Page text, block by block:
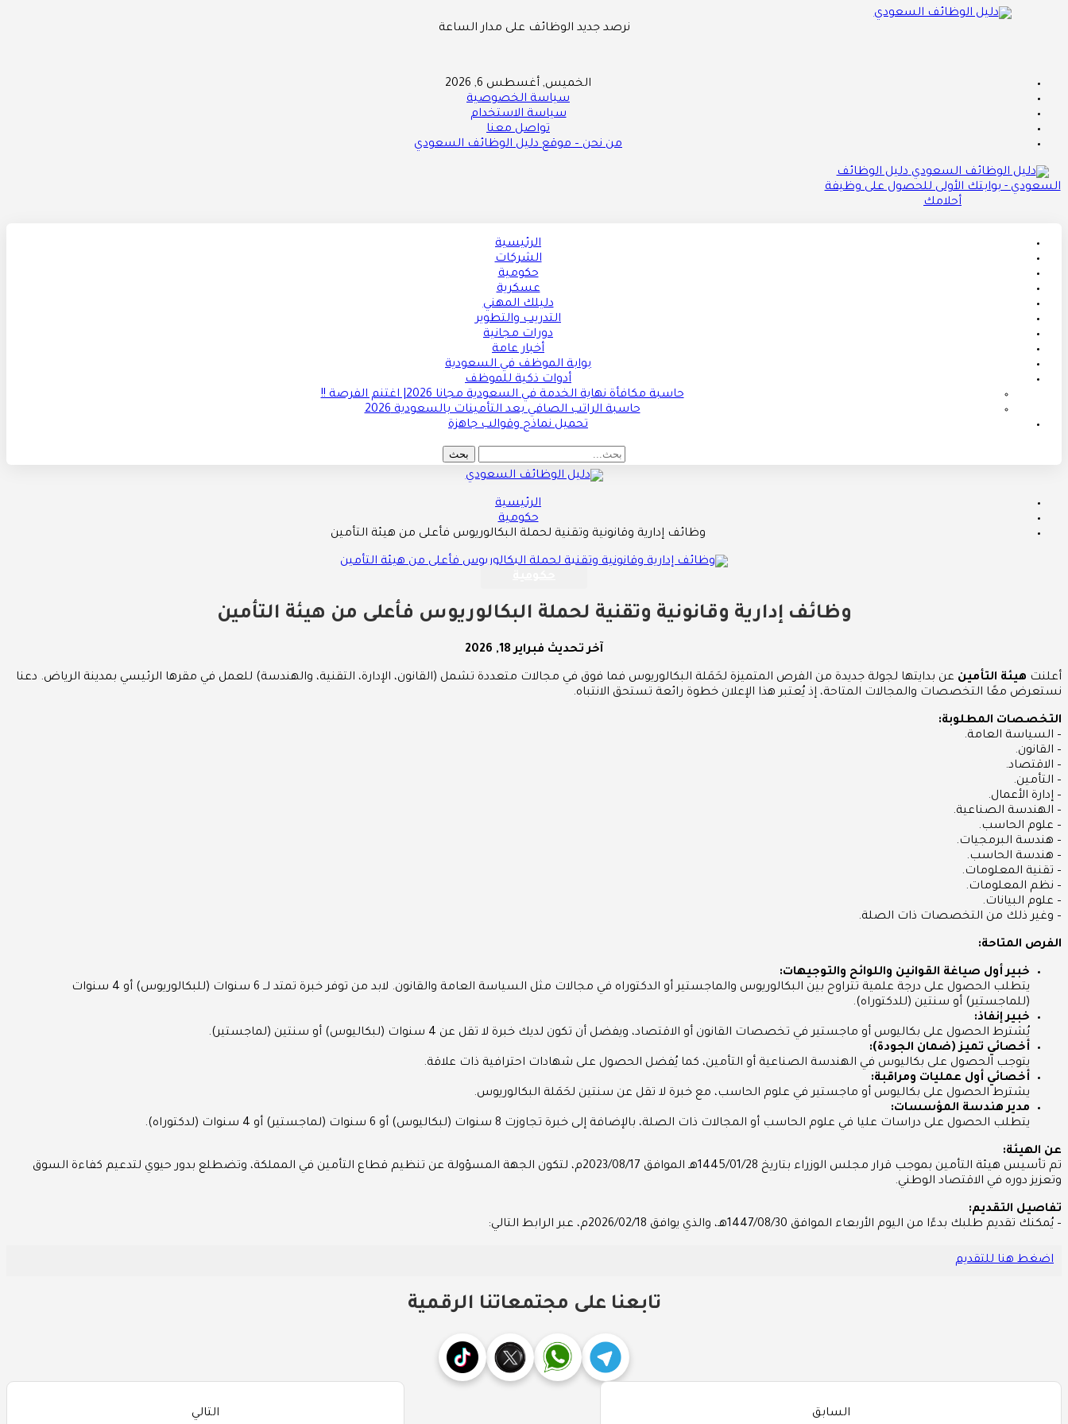
نرصد جديد الوظائف على مدار الساعة
الخميس, أغسطس 6, 2026
سياسة الخصوصية
سياسة الاستخدام
تواصل معنا
من نحن – موقع دليل الوظائف السعودي
دليل الوظائف
السعودي - بوابتك الأولى للحصول على وظيفة
أحلامك
الرئيسية
الشركات
حكومية
عسكرية
دليلك المهني
التدريب والتطوير
دورات مجانية
أخبار عامة
بوابة الموظف في السعودية
أدوات ذكية للموظف
حاسبة مكافأة نهاية الخدمة في السعودية مجانا 2026| اغتنم الفرصة !!
حاسبة الراتب الصافي بعد التأمينات بالسعودية 2026
تحميل نماذج وقوالب جاهزة
الرئيسية
حكومية
وظائف إدارية وقانونية وتقنية لحملة البكالوريوس فأعلى من هيئة التأمين
وظائف إدارية وقانونية وتقنية لحملة البكالوريوس فأعلى من هيئة التأمين
آخر تحديث فبراير 18, 2026
أعلنت هيئة التأمين عن بدايتها لجولة جديدة من الفرص المتميزة لحَمَلة البكالوريوس فما فوق في مجالات متعددة تشمل (القانون، الإدارة، التقنية، والهندسة) للعمل في مقرها الرئيسي بمدينة الرياض. دعنا
نستعرض معًا التخصصات والمجالات المتاحة، إذ يُعتبر هذا الإعلان خطوة رائعة تستحق الانتباه.
التخصصات المطلوبة:
– السياسة العامة.
– القانون.
– الاقتصاد.
– التأمين.
– إدارة الأعمال.
– الهندسة الصناعية.
– علوم الحاسب.
– هندسة البرمجيات.
– هندسة الحاسب.
– تقنية المعلومات.
– نظم المعلومات.
– علوم البيانات.
– وغير ذلك من التخصصات ذات الصلة.
الفرص المتاحة:
خبير أول صياغة القوانين واللوائح والتوجيهات:
يتطلب الحصول على درجة علمية تتراوح بين البكالوريوس والماجستير أو الدكتوراه في مجالات مثل السياسة العامة والقانون. لابد من توفر خبرة تمتد لــ 6 سنوات (للبكالوريوس) أو 4 سنوات
(للماجستير) أو سنتين (للدكتوراه).
خبير إنفاذ:
يُشترط الحصول على بكاليوس أو ماجستير في تخصصات القانون أو الاقتصاد، ويفضل أن تكون لديك خبرة لا تقل عن 4 سنوات (لبكاليوس) أو سنتين (لماجستير).
أخصائي تميز (ضمان الجودة):
يتوجب الحصول على بكاليوس في الهندسة الصناعية أو التأمين، كما يُفضل الحصول على شهادات احترافية ذات علاقة.
أخصائي أول عمليات ومراقبة:
يشترط الحصول على بكاليوس أو ماجستير في علوم الحاسب، مع خبرة لا تقل عن سنتين لحَمَلة البكالوريوس.
مدير هندسة المؤسسات:
يتطلب الحصول على دراسات عليا في علوم الحاسب أو المجالات ذات الصلة، بالإضافة إلى خبرة تجاوزت 8 سنوات (لبكاليوس) أو 6 سنوات (لماجستير) أو 4 سنوات (لدكتوراه).
عن الهيئة:
تم تأسيس هيئة التأمين بموجب قرار مجلس الوزراء بتاريخ 1445/01/28هـ الموافق 2023/08/17م، لتكون الجهة المسؤولة عن تنظيم قطاع التأمين في المملكة، وتضطلع بدور حيوي لتدعيم كفاءة السوق
وتعزيز دوره في الاقتصاد الوطني.
تفاصيل التقديم:
– يُمكنك تقديم طلبك بدءًا من اليوم الأربعاء الموافق 1447/08/30هـ، والذي يوافق 2026/02/18م، عبر الرابط التالي:
اضغط هنا للتقديم
تابعنا على مجتمعاتنا الرقمية
السابق التالي